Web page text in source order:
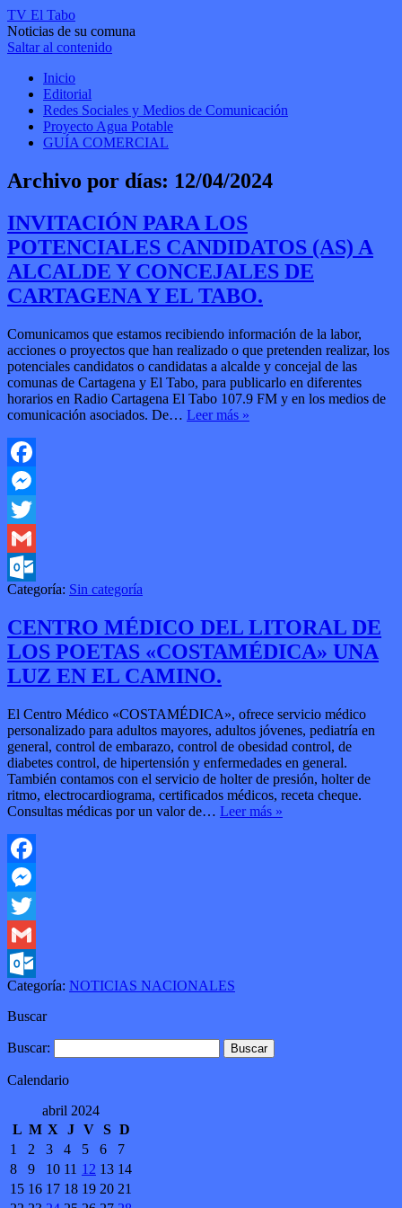
TV El Tabo
Noticias de su comuna
Saltar al contenido
Inicio
Editorial
Redes Sociales y Medios de Comunicación
Proyecto Agua Potable
GUÍA COMERCIAL
Archivo por días: 12/04/2024
INVITACIÓN PARA LOS
POTENCIALES CANDIDATOS (AS) A
ALCALDE Y CONCEJALES DE
CARTAGENA Y EL TABO.
Comunicamos que estamos recibiendo información de la labor,
acciones o proyectos que han realizado o que pretenden realizar, los
potenciales candidatos o candidatas a alcalde y concejal de las
comunas de Cartagena y El Tabo, para publicarlo en diferentes
horarios en Radio Cartagena El Tabo 107.9 FM y en los medios de
comunicación asociados. De… Leer más »
Facebook
Messenger
Twitter
Gmail
Outlook.com
Categoría: Sin categoría
CENTRO MÉDICO DEL LITORAL DE
LOS POETAS «COSTAMÉDICA» UNA
LUZ EN EL CAMINO.
El Centro Médico «COSTAMÉDICA», ofrece servicio médico
personalizado para adultos mayores, adultos jóvenes, pediatría en
general, control de embarazo, control de obesidad control, de
diabetes control, de hipertensión y enfermedades en general.
También contamos con el servicio de holter de presión, holter de
ritmo, electrocardiograma, certificados médicos, receta cheque.
Consultas médicas por un valor de… Leer más »
Facebook
Messenger
Twitter
Gmail
Outlook.com
Categoría: NOTICIAS NACIONALES
Buscar
Buscar:
Calendario
abril 2024
L M X J V S D
1
2 3 4 5 6
7
8
9 10 11 12 13 14
15 16 17 18 19 20 21